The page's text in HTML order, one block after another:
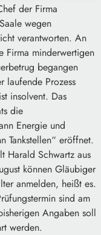
der Firma
wegen
verantworten. An
Firma minderwertigen
begangen
laufende Prozess
insolvent. Das
die
Energie und
Tankstellen“ eröffnet.
Harald Schwartz aus
können Gläubiger
anmelden, heißt es.
sind am
Angaben soll
werden.